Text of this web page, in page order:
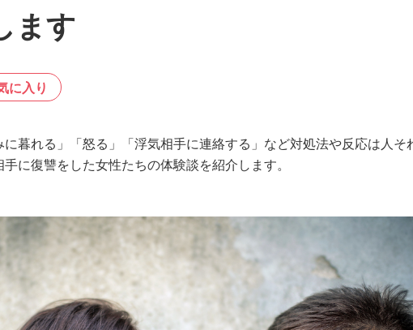
ます
に入り
暮れる」「怒る」「浮気相手に連絡する」など対処法や反応は人そ
に復讐をした女性たちの体験談を紹介します。